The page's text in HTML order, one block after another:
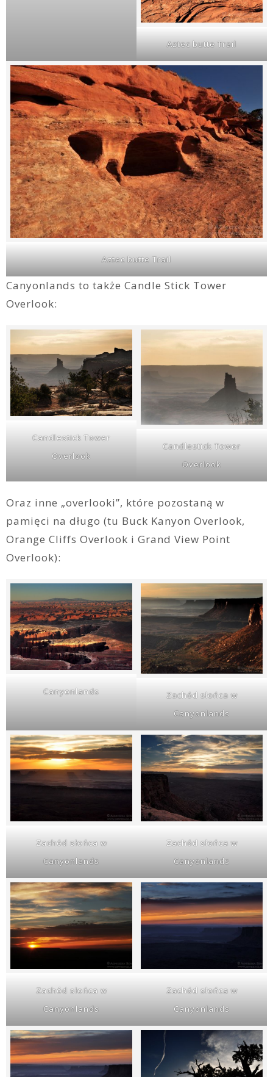
Aztec butte Trail
Aztec butte Trail
Canyonlands to także Candle Stick Tower
Overlook:
Candlestick Tower
Overlook
Candlestick Tower
Overlook
Oraz inne „overlooki”, które pozostaną w
pamięci na długo (tu Buck Kanyon Overlook,
Orange Cliffs Overlook i Grand View Point
Overlook):
Canyonlands
Zachód słońca w
Canyonlands
Zachód słońca w
Canyonlands
Zachód słońca w
Canyonlands
Zachód słońca w
Canyonlands
Zachód słońca w
Canyonlands